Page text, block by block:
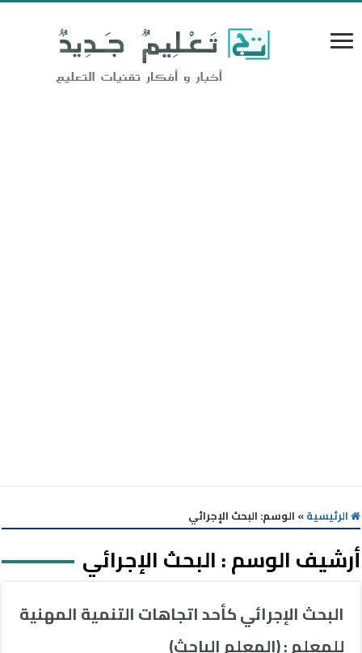
الرئيسية» الوسم: البحث الإجرائي
أرشيف الوسم :البحث الإجرائي
البحث الإجرائي كأحد اتجاهات التنمية المهنية
للمعلم : (المعلم الباحث)